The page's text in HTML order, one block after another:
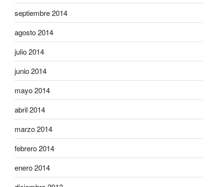
septiembre 2014
agosto 2014
julio 2014
junio 2014
mayo 2014
abril 2014
marzo 2014
febrero 2014
enero 2014